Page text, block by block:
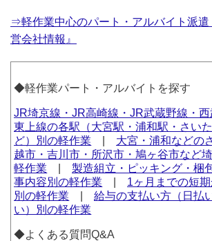
⇒軽作業中心のパート・アルバイト派遣
営会社情報』
◆軽作業パート・アルバイトを探す
JR埼京線・JR高崎線・JR武蔵野線・
東上線の各駅（大宮駅・浦和駅・さい
ど）別の軽作業
大宮・浦和などの
越市・吉川市・所沢市・鳩ヶ谷市など
軽作業 |製造組立・ピッキング・梱
事内容別の軽作業
1ヶ月までの短
別の軽作業 |給与の支払い方（日払
い）別の軽作業
◆よくある質問Q&A